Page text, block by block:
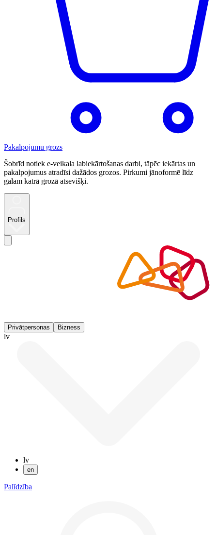
Pakalpojumu grozs
Šobrīd notiek e-veikala labiekārtošanas darbi, tāpēc iekārtas un
pakalpojumus atradīsi dažādos grozos. Pirkumi jānoformē līdz
galam katrā grozā atsevišķi.
Profils
Privātpersonas Bizness
lv
lv
en
Palīdzība